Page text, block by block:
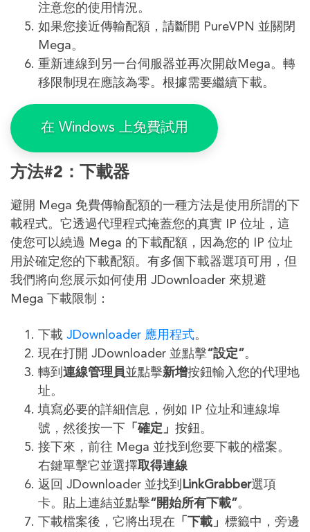
注意您的使用情況。
如果您接近傳輸配額，請斷開 PureVPN 並關閉
Mega。
重新連線到另一台伺服器並再次開啟Mega。轉
移限制現在應該為零。根據需要繼續下載。
在 Windows 上免費試用
方法#2：下載器
避開 Mega 免費傳輸配額的一種方法是使用所謂的下
載程式。它透過代理程式掩蓋您的真實 IP 位址，這
使您可以繞過 Mega 的下載配額，因為您的 IP 位址
用於確定您的下載配額。有多個下載器選項可用，但
我們將向您展示如何使用 JDownloader 來規避
Mega 下載限制：
下載 JDownloader 應用程式。
現在打開 JDownloader 並點擊“設定”。
轉到 連線管理員並點擊新增按鈕輸入您的代理地
址。
填寫必要的詳細信息，例如 IP 位址和連線埠
號，然後按一下
「確定」 按鈕。
接下來，前往 Mega 並找到您要下載的檔案。
右鍵單擊它並選擇取得連線
返回 JDownloader 並找到 LinkGrabber選項
卡。貼上連結並點擊“開始所有下載”。
下載檔案後，它將出現在 「下載」 標籤中，旁邊